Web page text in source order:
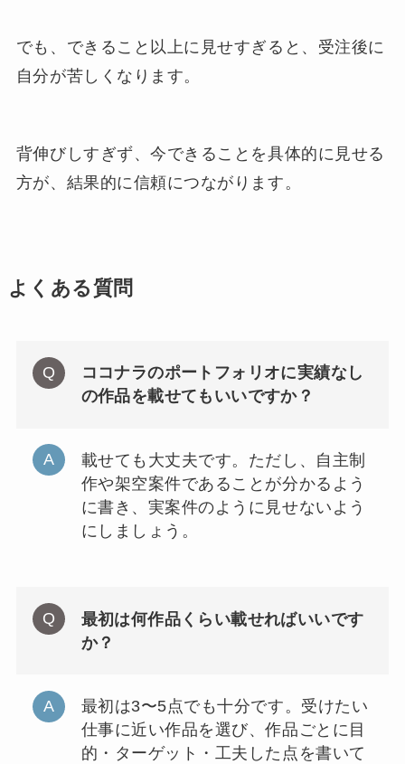
でも、できること以上に見せすぎると、受注後に
自分が苦しくなります。
背伸びしすぎず、今できることを具体的に見せる
方が、結果的に信頼につながります。
よくある質問
ココナラのポートフォリオに実績なし
の作品を載せてもいいですか？
載せても大丈夫です。ただし、自主制
作や架空案件であることが分かるよう
に書き、実案件のように見せないよう
にしましょう。
最初は何作品くらい載せればいいです
か？
最初は3〜5点でも十分です。受けたい
仕事に近い作品を選び、作品ごとに目
的・ターゲット・工夫した点を書いて